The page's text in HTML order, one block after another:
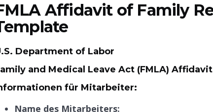
Affidavit of Family
Department of Labor
and Medical Leave Act (FMLA)
für Mitarbeiter:
Name des Mitarbeiters: